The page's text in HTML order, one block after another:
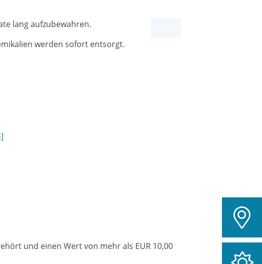
lang aufzubewahren.
werden sofort entsorgt.
und einen Wert von mehr als EUR 10,00